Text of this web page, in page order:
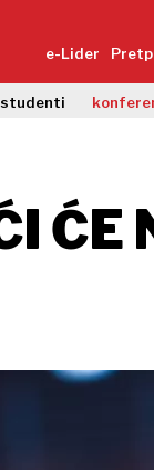
e-Lider
studenti
ĆE